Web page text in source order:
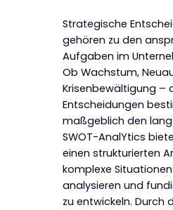
Strategische
gehören zu den
Aufgaben im
Ob Wachstum,
Krisenbewältigung –
Entscheidungen
maßgeblich den
SWOT-AnalYtics
einen strukturierten
komplexe Situationen
analysieren und
zu entwickeln. Durch